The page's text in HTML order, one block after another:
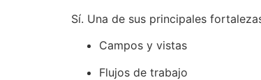
Sí. Una de sus principales
Campos y vistas
Flujos de trabajo